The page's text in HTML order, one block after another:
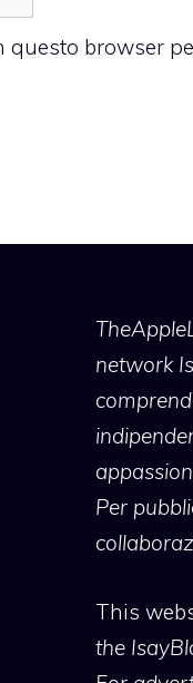
browser
network
Per
This
the